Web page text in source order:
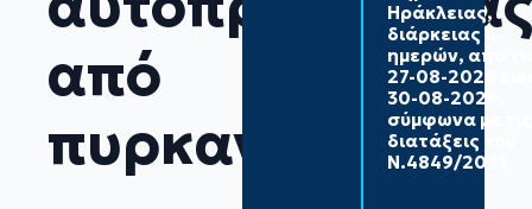
από
πυρκαγιές
Ηράκλειας,
διάρκειας 4
ημερών, από
27-08-2026
30-08-2026,
σύμφωνα με τις
διατάξεις του
Ν.4849/2021